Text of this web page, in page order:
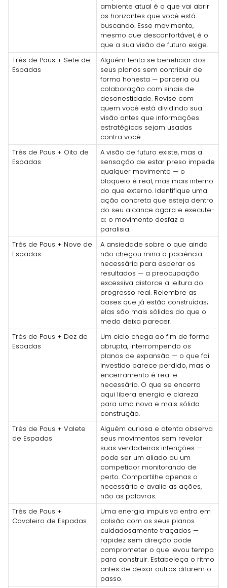
ambiente atual é o que vai abrir
os horizontes que você está
buscando. Esse movimento,
mesmo que desconfortável, é o
que a sua visão de futuro exige.
Três de Paus + Sete de
Espadas
Alguém tenta se beneficiar dos
seus planos sem contribuir de
forma honesta — parceria ou
colaboração com sinais de
desonestidade. Revise com
quem você está dividindo sua
visão antes que informações
estratégicas sejam usadas
contra você.
Três de Paus + Oito de
Espadas
A visão de futuro existe, mas a
sensação de estar preso impede
qualquer movimento — o
bloqueio é real, mas mais interno
do que externo. Identifique uma
ação concreta que esteja dentro
do seu alcance agora e execute-
a; o movimento desfaz a
paralisia.
Três de Paus + Nove de
Espadas
A ansiedade sobre o que ainda
não chegou mina a paciência
necessária para esperar os
resultados — a preocupação
excessiva distorce a leitura do
progresso real. Relembre as
bases que já estão construídas;
elas são mais sólidas do que o
medo deixa parecer.
Três de Paus + Dez de
Espadas
Um ciclo chega ao fim de forma
abrupta, interrompendo os
planos de expansão — o que foi
investido parece perdido, mas o
encerramento é real e
necessário. O que se encerra
aqui libera energia e clareza
para uma nova e mais sólida
construção.
Três de Paus + Valete
de Espadas
Alguém curiosa e atenta observa
seus movimentos sem revelar
suas verdadeiras intenções —
pode ser um aliado ou um
competidor monitorando de
perto. Compartilhe apenas o
necessário e avalie as ações,
não as palavras.
Três de Paus +
Cavaleiro de Espadas
Uma energia impulsiva entra em
colisão com os seus planos
cuidadosamente traçados —
rapidez sem direção pode
comprometer o que levou tempo
para construir. Estabeleça o ritmo
antes de deixar outros ditarem o
passo.